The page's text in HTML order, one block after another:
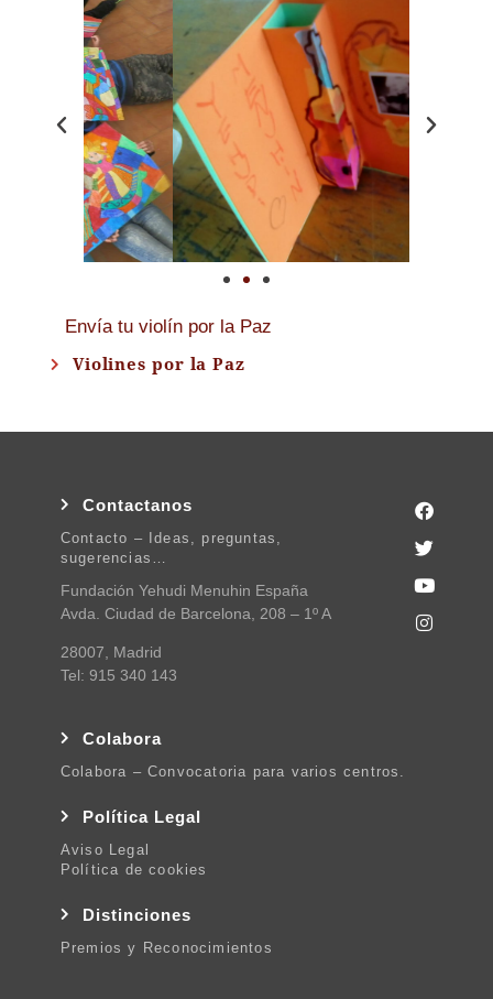
Envía tu violín por la Paz
Violines por la Paz
Contactanos
Contacto – Ideas, preguntas,
sugerencias…
Fundación Yehudi Menuhin España
Avda. Ciudad de Barcelona, 208 – 1º A
28007, Madrid
Tel: 915 340 143
Colabora
Colabora – Convocatoria para varios centros.
Política Legal
Aviso Legal
Política de cookies
Distinciones
Premios y Reconocimientos